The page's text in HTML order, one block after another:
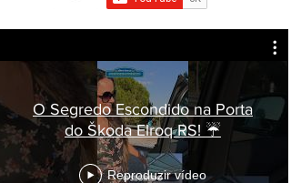
O Segredo Escondido na Porta
do Škoda Elroq RS! ☔
Reproduzir vídeo